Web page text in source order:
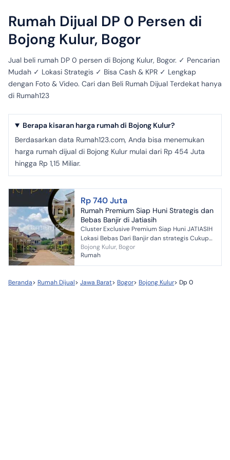
Rumah Dijual DP 0 Persen di
Bojong Kulur, Bogor
Jual beli rumah DP 0 persen di Bojong Kulur, Bogor. ✓ Pencarian
Mudah ✓ Lokasi Strategis ✓ Bisa Cash & KPR ✓ Lengkap
dengan Foto & Video. Cari dan Beli Rumah Dijual Terdekat hanya
di Rumah123
Berapa kisaran harga rumah di Bojong Kulur?
Berdasarkan data Rumah123.com, Anda bisa menemukan
harga rumah dijual di Bojong Kulur mulai dari Rp 454 Juta
hingga Rp 1,15 Miliar.
Rp 740 Juta
Rumah Premium Siap Huni Strategis dan
Bebas Banjir di Jatiasih
Cluster Exclusive Premium Siap Huni JATIASIH
Lokasi Bebas Dari Banjir dan strategis Cukup
DP 0% Banyak bonus nya *SPESIFIKASI HIGH
QUALIFIED 》...
Bojong Kulur, Bogor
Rumah
Beranda> Rumah Dijual> Jawa Barat> Bogor> Bojong Kulur> Dp 0